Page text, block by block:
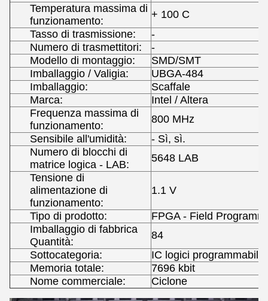
Temperatura massima di
funzionamento:
+ 100 C
Tasso di trasmissione:
-
Numero di trasmettitori:
-
Modello di montaggio:
SMD/SMT
Imballaggio / Valigia:
UBGA-484
Imballaggio:
Scaffale
Marca:
Intel / Altera
Frequenza massima di
funzionamento:
800 MHz
Sensibile all'umidità:
- Sì, sì.
Numero di blocchi di
matrice logica - LAB:
5648 LAB
Tensione di
alimentazione di
funzionamento:
1.1 V
Tipo di prodotto:
FPGA - Field
Imballaggio di fabbrica
Quantità:
84
Sottocategoria:
IC logici programmabili
Memoria totale:
7696 kbit
Nome commerciale:
Ciclone